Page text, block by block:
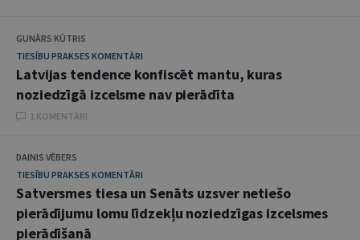
GUNĀRS KŪTRIS
TIESĪBU PRAKSES KOMENTĀRI
Latvijas tendence konfiscēt mantu, kuras
noziedzīgā izcelsme nav pierādīta
1 KOMENTĀRI
DAINIS VĒBERS
TIESĪBU PRAKSES KOMENTĀRI
Satversmes tiesa un Senāts uzsver netiešo
pierādījumu lomu līdzekļu noziedzīgas izcelsmes
pierādīšanā